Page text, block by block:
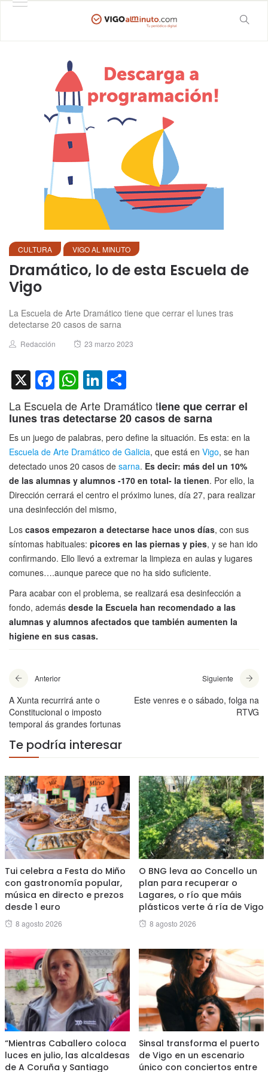
CULTURA VIGO AL MINUTO
Dramático, lo de esta Escuela de
Vigo
La Escuela de Arte Dramático tiene que cerrar el lunes tras
detectarse 20 casos de sarna
Author
Redacción
Posted
23 marzo 2023
X Facebook
WhatsApp
LinkedIn
La Escuela de Arte Dramático tiene que cerrar el
lunes tras detectarse 20 casos de sarna
Es un juego de palabras, pero define la situación. Es esta: en la
Escuela de Arte Dramático de Galicia, que está en Vigo, se han
detectado unos 20 casos de sarna. Es decir: más del un 10%
de las alumnas y alumnos -170 en total- la tienen. Por ello, la
Dirección cerrará el centro el próximo lunes, día 27, para realizar
una desinfección del mismo,
Los casos empezaron a detectarse hace unos días, con sus
síntomas habituales: picores en las piernas y pies, y se han ido
confirmando. Ello llevó a extremar la limpieza en aulas y lugares
comunes….aunque parece que no ha sido suficiente.
Para acabar con el problema, se realizará esa desinfección a
fondo, además desde la Escuela han recomendado a las
alumnas y alumnos afectados que también aumenten la
higiene en sus casas.
Anterior
A Xunta recurrirá ante o
Constitucional o imposto
temporal ás grandes fortunas
Siguiente
Este venres e o sábado, folga na
RTVG
Te podría interesar
Tui celebra a Festa do Miño
con gastronomía popular,
música en directo e prezos
desde 1 euro
Posted
8 agosto 2026
O BNG leva ao Concello un
plan para recuperar o
Lagares, o río que máis
plásticos verte á ría de Vigo
Posted
8 agosto 2026
“Mientras Caballero coloca
luces en julio, las alcaldesas
de A Coruña y Santiago
Sinsal transforma el puerto
de Vigo en un escenario
único con conciertos entre